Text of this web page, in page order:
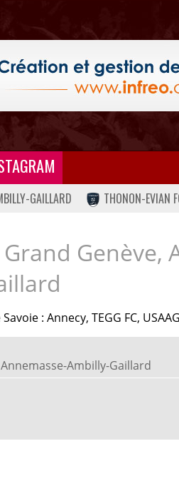
GAILLARD THONON-EVIAN
Genève,
: Annecy, TEGG FC,
Ambilly-Gaillard